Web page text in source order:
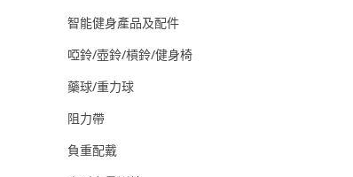
智能健身產品及配件
啞鈴/壺鈴/槓鈴/健身椅
藥球/重力球
阻力帶
負重配戴